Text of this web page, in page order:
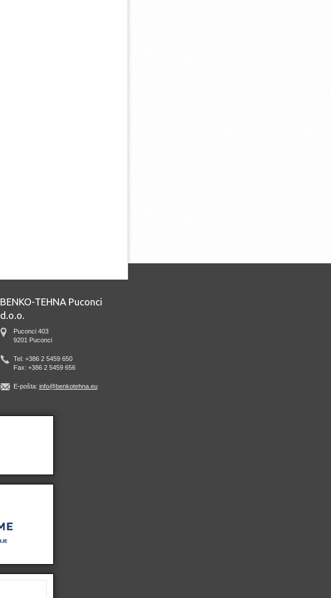
BENKO-TEHNA Puconci
d.o.o.
Puconci 403
9201 Puconci
Tel: +386 2 5459 650
Fax: +386 2 5459 656
E-pošta: info@benkotehna.eu